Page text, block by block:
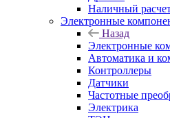
Наличный
Электронные
Назад
Электронные
Автоматика и
Контроллеры
Датчики
Частотные
Электрика